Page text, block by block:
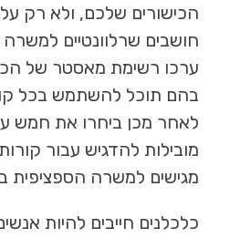
הכישורים שלכם, ולא רק
חושבים שרלוונטיים
ערכו רשימת מאסטר של
בהם תוכל להשתמש בכל
לאחר מכן ביחרו את חמש
מובילות להדגיש עבור
מגישים למשרה הספציפית
כלכלנים חייבים להיות